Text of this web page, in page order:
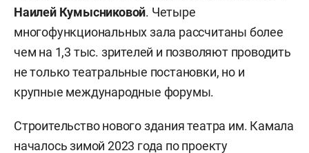
Наилей Кумысниковой. Четыре
многофункциональных зала рассчитаны более
чем на 1,3 тыс. зрителей и позволяют проводить
не только театральные постановки, но и
крупные международные форумы.
Строительство нового здания театра им. Камала
началось зимой 2023 года по проекту